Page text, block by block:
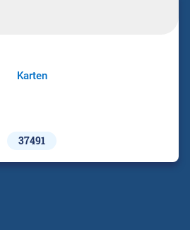
Karten
37491